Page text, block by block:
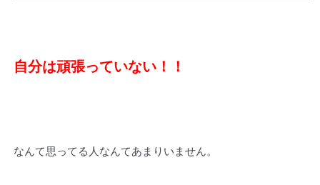
自分は頑張っていない！！
なんて思ってる人なんてあまりいません。